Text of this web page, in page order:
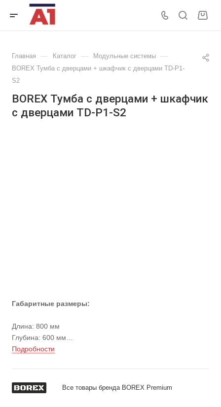
Главная — Каталог — Модульные системы —
BOREX Тумба с дверцами + шкафчик с дверцами TD-P1-
S2
BOREX Тумба с дверцами + шкафчик
с дверцами TD-P1-S2
Габаритные размеры:
Длина: 800 мм
Глубина: 600 мм
Высота: 2000 мм
Подробности
Все товары бренда BOREX Premium